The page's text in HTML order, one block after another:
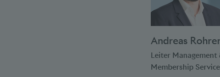
Andreas Rohrer
Leiter Management
Membership